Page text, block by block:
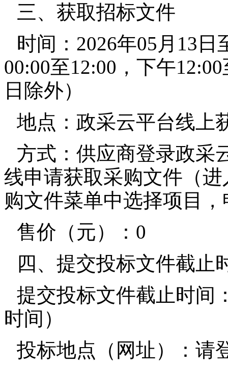
三、获取招标文件
时间：2026年05月13日
00:00至12:00，下午
日除外）
地点：政采云平台线上
方式：供应商登录政采
线申请获取采购文件（
购文件菜单中选择项目
售价（元）：0
四、提交投标文件截止
提交投标文件截止时间
时间）
投标地点（网址）：请